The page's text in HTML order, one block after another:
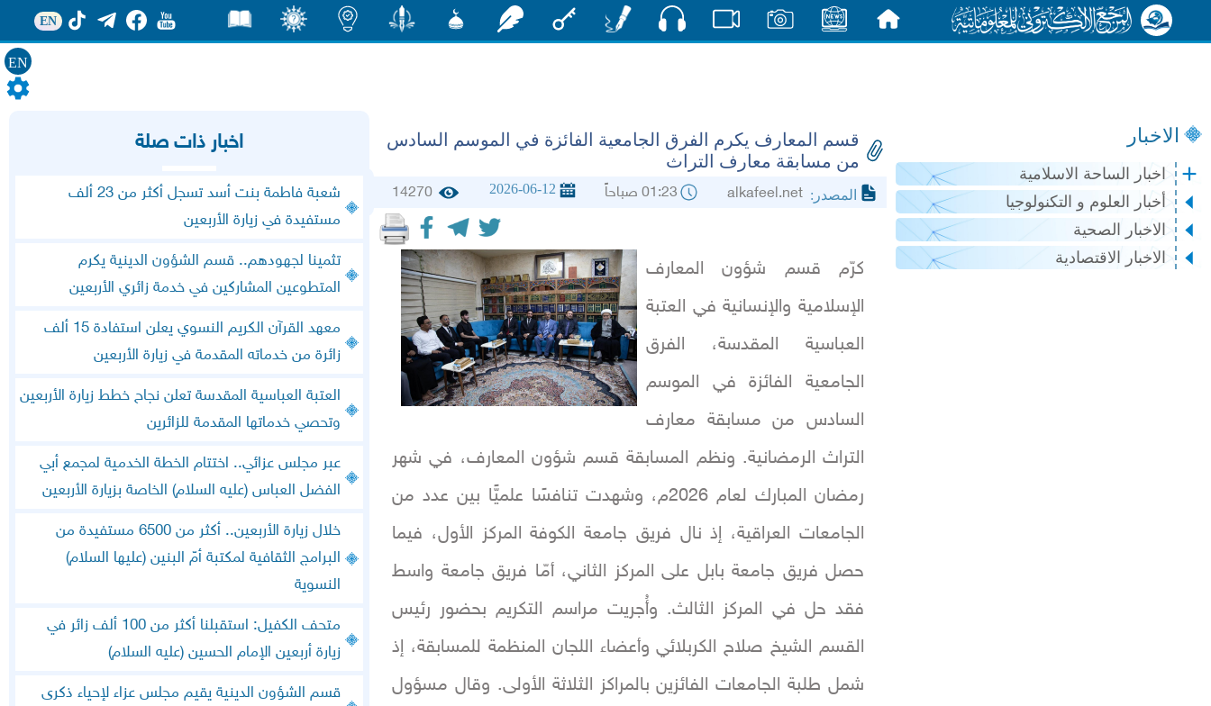
EN
EN
الاخبار
اخبار الساحة الاسلامية
أخبار العلوم و التكنولوجيا
الاخبار الصحية
الاخبار الاقتصادية
قسم المعارف يكرم الفرق الجامعية الفائزة في الموسم السادس
من مسابقة معارف التراث
المصدر: 01:23 صباحاً 2026-06-12
14270
كرّم قسم شؤون المعارف
الإسلامية والإنسانية في العتبة
العباسية المقدسة، الفرق
الجامعية الفائزة في الموسم
السادس من مسابقة معارف
التراث الرمضانية. ونظم المسابقة قسم شؤون المعارف، في شهر
رمضان المبارك لعام 2026م، وشهدت تنافسًا علميًّا بين عدد من
الجامعات العراقية، إذ نال فريق جامعة الكوفة المركز الأول، فيما
حصل فريق جامعة بابل على المركز الثاني، أمّا فريق جامعة واسط
فقد حل في المركز الثالث. وأُجريت مراسم التكريم بحضور رئيس
القسم الشيخ صلاح الكربلائي وأعضاء اللجان المنظمة للمسابقة، إذ
شمل طلبة الجامعات الفائزين بالمراكز الثلاثة الأولى. وقال مسؤول
اخبار ذات صلة
شعبة فاطمة بنت أسد تسجل أكثر من 23 ألف
مستفيدة في زيارة الأربعين
تثمينا لجهودهم.. قسم الشؤون الدينية يكرم
المتطوعين المشاركين في خدمة زائري الأربعين
معهد القرآن الكريم النسوي يعلن استفادة 15 ألف
زائرة من خدماته المقدمة في زيارة الأربعين
العتبة العباسية المقدسة تعلن نجاح خطط زيارة الأربعين
وتحصي خدماتها المقدمة للزائرين
عبر مجلس عزائي.. اختتام الخطة الخدمية لمجمع أبي
الفضل العباس (عليه السلام) الخاصة بزيارة الأربعين
خلال زيارة الأربعين.. أكثر من 6500 مستفيدة من
البرامج الثقافية لمكتبة أمّ البنين (عليها السلام)
النسوية
متحف الكفيل: استقبلنا أكثر من 100 ألف زائر في
زيارة أربعين الإمام الحسين (عليه السلام)
قسم الشؤون الدينية يقيم مجلس عزاء لإحياء ذكرى